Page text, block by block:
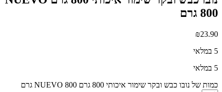
800 גרם
₪23.90
5 במלאי
5 במלאי
כמות של נובו כבש ובקר שימור איכותי 800 גרם NUEVO 800 גרם